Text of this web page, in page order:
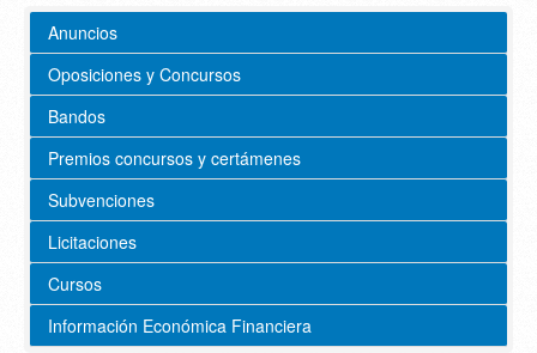
Anuncios
Oposiciones y Concursos
Bandos
Premios concursos y certámenes
Subvenciones
Licitaciones
Cursos
Información Económica Financiera